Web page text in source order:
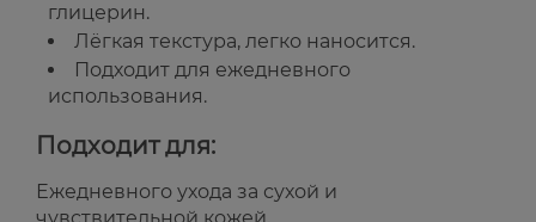
глицерин.
Лёгкая текстура, легко наносится.
Подходит для ежедневного
использования.
Подходит для:
Ежедневного ухода за сухой и